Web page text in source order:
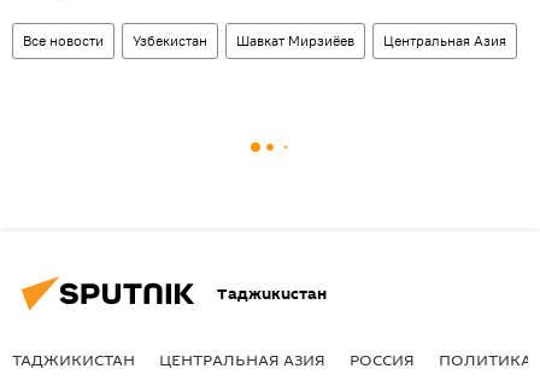
Все новости Узбекистан Шавкат Мирзиёев Центральная Азия
Таджикистан
ТАДЖИКИСТАН ЦЕНТРАЛЬНАЯ АЗИЯ РОССИЯ ПОЛИТИКА